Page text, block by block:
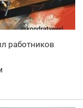
работников